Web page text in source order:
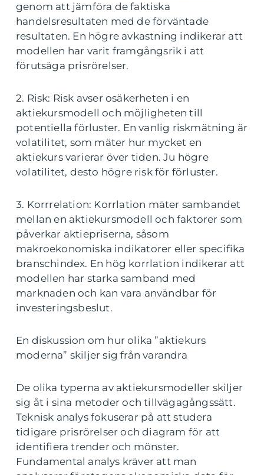
genom att jämföra de faktiska
handelsresultaten med de förväntade
resultaten. En högre avkastning indikerar att
modellen har varit framgångsrik i att
förutsäga prisrörelser.
2. Risk: Risk avser osäkerheten i en
aktiekursmodell och möjligheten till
potentiella förluster. En vanlig riskmätning är
volatilitet, som mäter hur mycket en
aktiekurs varierar över tiden. Ju högre
volatilitet, desto högre risk för förluster.
3. Korrrelation: Korrlation mäter sambandet
mellan en aktiekursmodell och faktorer som
påverkar aktiepriserna, såsom
makroekonomiska indikatorer eller specifika
branschindex. En hög korrlation indikerar att
modellen har starka samband med
marknaden och kan vara användbar för
investeringsbeslut.
En diskussion om hur olika ”aktiekurs
moderna” skiljer sig från varandra
De olika typerna av aktiekursmodeller skiljer
sig åt i sina metoder och tillvägagångssätt.
Teknisk analys fokuserar på att studera
tidigare prisrörelser och diagram för att
identifiera trender och mönster.
Fundamental analys kräver att man